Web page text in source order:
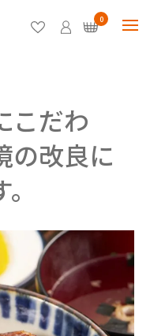
0
こだわ
の改良に